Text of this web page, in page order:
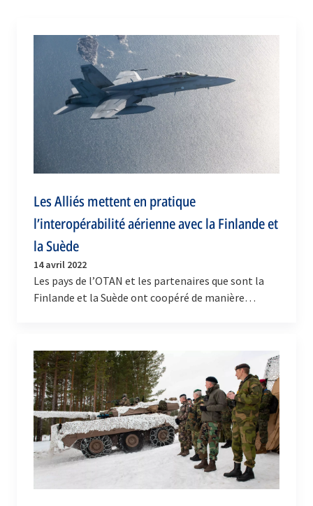
Les Alliés mettent en pratique
l’interopérabilité aérienne avec la Finlande et
la Suède
14 avril 2022
Les pays de l’OTAN et les partenaires que sont la
Finlande et la Suède ont coopéré de manière